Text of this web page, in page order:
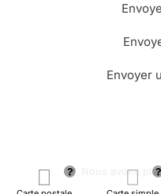
Envoyer
🌳 Nous avons